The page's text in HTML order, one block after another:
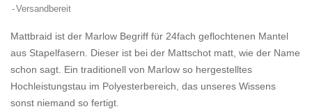
Versandbereit
Mattbraid ist der Marlow Begriff für 24fach geflochtenen Mantel
aus Stapelfasern. Dieser ist bei der Mattschot matt, wie der Name
schon sagt. Ein traditionell von Marlow so hergestelltes
Hochleistungstau im Polyesterbereich, das unseres Wissens
sonst niemand so fertigt.